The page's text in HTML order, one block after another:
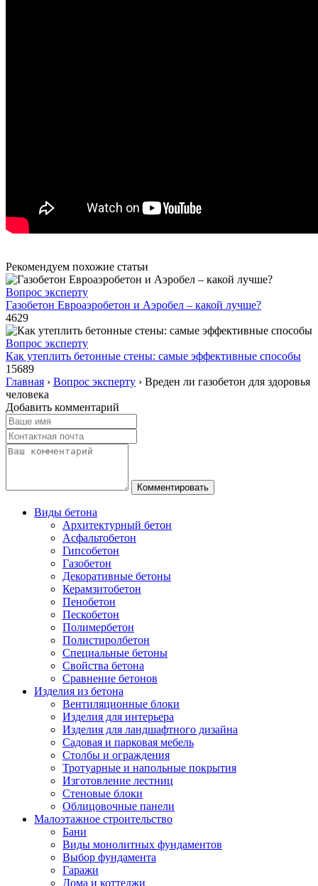
Рекомендуем похожие статьи
Вопрос эксперту
Газобетон Евроаэробетон и Аэробел – какой лучше?
4629
Вопрос эксперту
Как утеплить бетонные стены: самые эффективные способы
15689
Главная › Вопрос эксперту › Вреден ли газобетон для здоровья
человека
Добавить комментарий
Виды бетона
Архитектурный бетон
Асфальтобетон
Гипсобетон
Газобетон
Декоративные бетоны
Керамзитобетон
Пенобетон
Пескобетон
Полимербетон
Полистиролбетон
Специальные бетоны
Свойства бетона
Сравнение бетонов
Изделия из бетона
Вентиляционные блоки
Изделия для интерьера
Изделия для ландшафтного дизайна
Садовая и парковая мебель
Столбы и ограждения
Тротуарные и напольные покрытия
Изготовление лестниц
Стеновые блоки
Облицовочные панели
Малоэтажное строительство
Бани
Виды монолитных фундаментов
Выбор фундамента
Гаражи
Дома и коттеджи